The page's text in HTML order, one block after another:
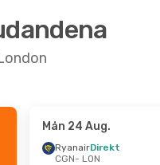
- Mån 24 Aug.
Mån 24 Aug.
RyanairDirekt
CGN- LON